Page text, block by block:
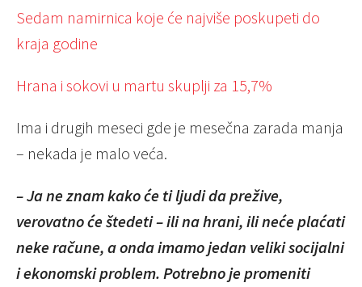
Sedam namirnica koje će najviše poskupeti do
kraja godine
Hrana i sokovi u martu skuplji za 15,7%
Ima i drugih meseci gde je mesečna zarada manja
– nekada je malo veća.
– Ja ne znam kako će ti ljudi da prežive,
verovatno će štedeti – ili na hrani, ili neće plaćati
neke račune, a onda imamo jedan veliki socijalni
i ekonomski problem. Potrebno je promeniti